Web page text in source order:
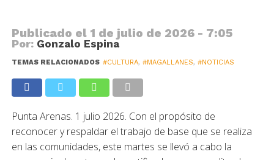
Publicado el 1 de julio de 2026 - 7:05
Por: Gonzalo Espina
TEMAS RELACIONADOS #CULTURA, #MAGALLANES, #NOTICIAS
Punta Arenas. 1 julio 2026. Con el propósito de
reconocer y respaldar el trabajo de base que se realiza
en las comunidades, este martes se llevó a cabo la